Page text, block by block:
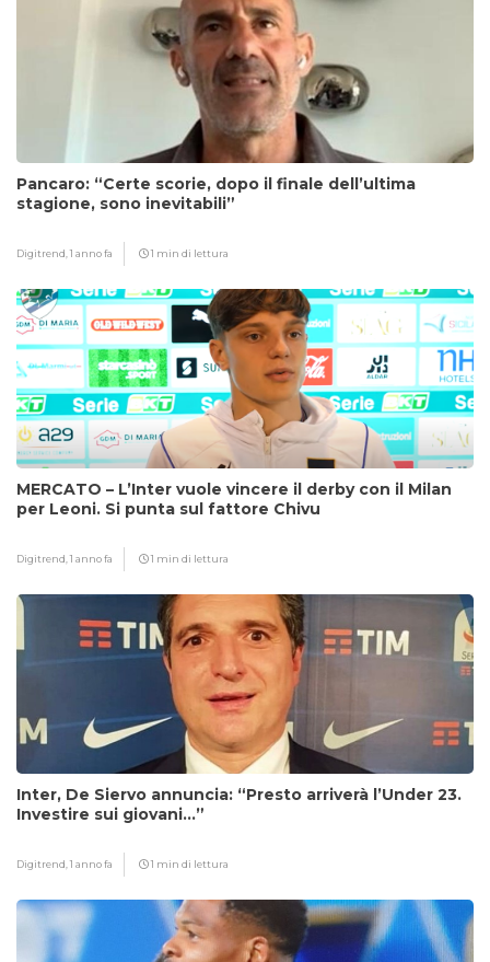
Pancaro: “Certe scorie, dopo il finale dell’ultima
stagione, sono inevitabili”
Digitrend,1 anno fa 1 min di lettura
MERCATO – L’Inter vuole vincere il derby con il Milan
per Leoni. Si punta sul fattore Chivu
Digitrend,1 anno fa 1 min di lettura
Inter, De Siervo annuncia: “Presto arriverà l’Under 23.
Investire sui giovani…”
Digitrend,1 anno fa 1 min di lettura